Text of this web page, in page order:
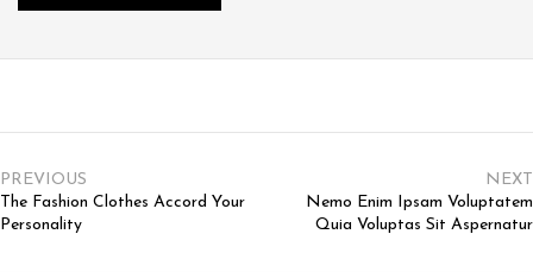
章
导
PREVIOUS
The Fashion Clothes Accord Your
Personality
NEXT
Nemo Enim Ipsam Voluptatem
Quia Voluptas Sit Aspernatur